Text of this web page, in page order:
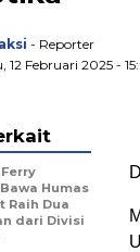
- Reporter
12 Februari 2025 -
Humas
Raih Dua
dari Divisi